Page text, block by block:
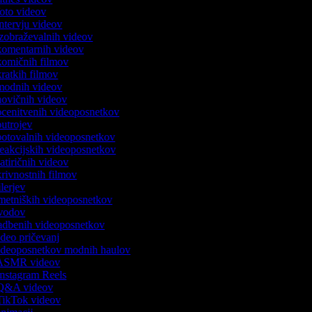
videov
videov
videov
videov
filmov
filmov
videov
videov
videoposnetkov
videoposnetkov
videoposnetkov
videov
filmov
videoposnetkov
videoposnetkov
pričevanj
modnih haulov
videov
Reels
videov
videov